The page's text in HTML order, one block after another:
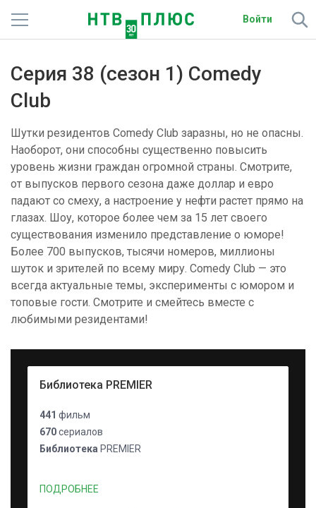
Войти
Фильмы и сериалы
Подписки
Радио
Спутниковым абонентам
О сайте
Активировать промокод
Серия 38 (сезон 1) Comedy
Club
Шутки резидентов Comedy Club заразны, но не опасны.
Наоборот, они способны существенно повысить
уровень жизни граждан огромной страны. Смотрите,
от выпусков первого сезона даже доллар и евро
падают со смеху, а настроение у нефти растет прямо на
глазах. Шоу, которое более чем за 15 лет своего
существования изменило представление о юморе!
Более 700 выпусков, тысячи номеров, миллионы
шуток и зрителей по всему миру. Comedy Club — это
всегда актуальные темы, эксперименты с юмором и
топовые гости. Смотрите и смейтесь вместе с
любимыми резидентами!
Библиотека PREMIER
441 фильм
670сериалов
Библиотека PREMIER
ПОДРОБНЕЕ